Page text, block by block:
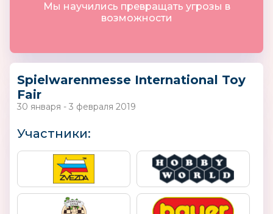
Мы научились превращать угрозы в
возможности
Spielwarenmesse International Toy
Fair
30 января - 3 февраля 2019
Участники: